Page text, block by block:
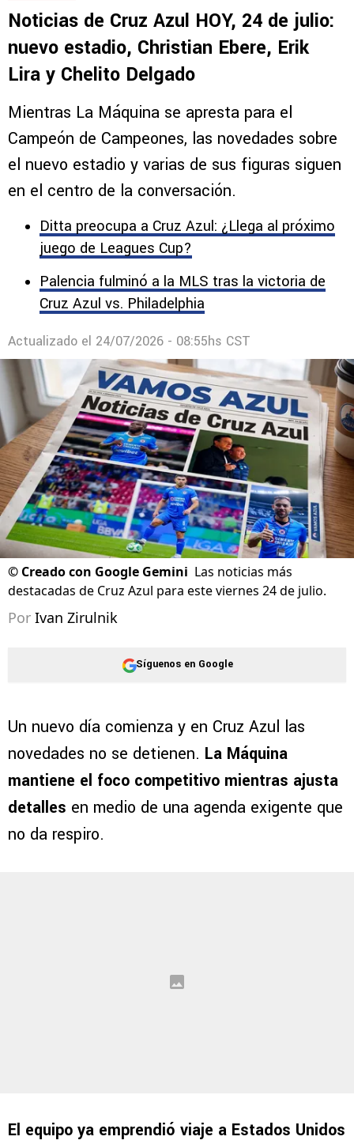
Noticias de Cruz Azul HOY, 24 de julio:
nuevo estadio, Christian Ebere, Erik
Lira y Chelito Delgado
Mientras La Máquina se apresta para el
Campeón de Campeones, las novedades sobre
el nuevo estadio y varias de sus figuras siguen
en el centro de la conversación.
Ditta preocupa a Cruz Azul: ¿Llega al próximo
juego de Leagues Cup?
Palencia fulminó a la MLS tras la victoria de
Cruz Azul vs. Philadelphia
Actualizado el 24/07/2026 - 08:55hs CST
© Creado con Google Gemini Las noticias más
destacadas de Cruz Azul para este viernes 24 de julio.
Por Ivan Zirulnik
Síguenos en Google
Un nuevo día comienza y en Cruz Azul las
novedades no se detienen. La Máquina
mantiene el foco competitivo mientras ajusta
detalles en medio de una agenda exigente que
no da respiro.
El equipo ya emprendió viaje a Estados Unidos